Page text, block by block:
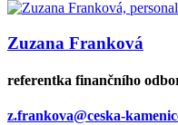
Zuzana Franková
referentka finančního
z.frankova@ceska-